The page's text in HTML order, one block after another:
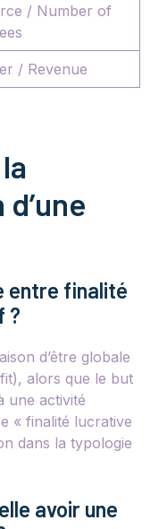
/ Number of
/ Revenue
entre finalité
?
d’être globale
alors que le but
une activité
« finalité lucrative
dans la typologie
avoir une